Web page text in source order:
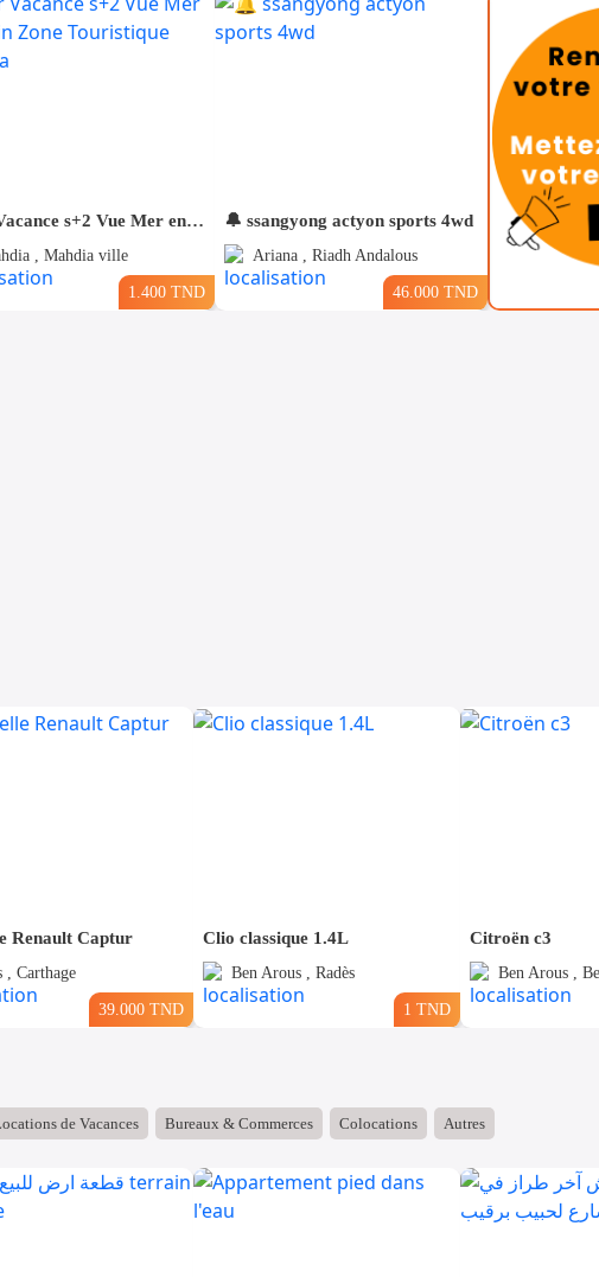
Pour Vacance s+2 Vue Mer en plein Zone Touristique Mahdia
, Mahdia ville
1.400 TND
🔔 ssangyong actyon sports 4wd
Ariana , Riadh Andalous
46.000 TND
Renault Captur
, Carthage
39.000 TND
Clio classique 1.4L
Ben Arous , Radès
1 TND
Citroën c3
Ben Arous ,
de Vacances Bureaux & Commerces Colocations Autres